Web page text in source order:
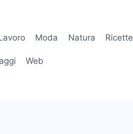
Moda Natura Ricette
Web